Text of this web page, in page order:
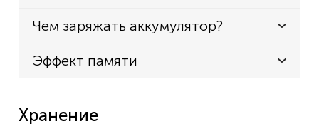
Чем заряжать аккумулятор?
Эффект памяти
Хранение